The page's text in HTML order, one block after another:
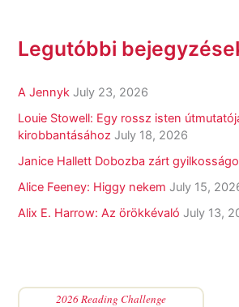
Legutóbbi
A Jennyk July 23, 2026
Louie Stowell: Egy ​rossz isten
kirobbantásához July 18, 2026
Janice Hallett Dobozba zárt
Alice Feeney: Higgy nekem July 15,
Alix E. Harrow: Az örökkévaló July 13,
2026 Reading Challenge